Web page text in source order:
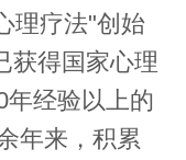
理疗法"创始
获得国家心理
年经验以上的
年来，积累